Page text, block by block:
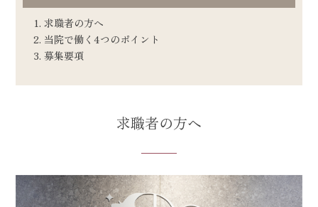
求職者の方へ
当院で働く4つのポイント
募集要項
求職者の方へ